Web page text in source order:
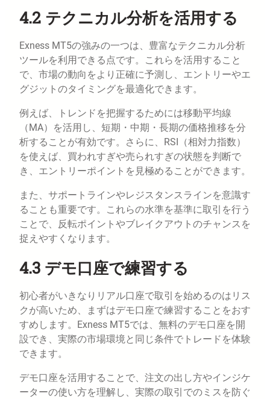
4.2 テクニカル分析を活用する
Exness MT5の強みの一つは、豊富なテクニカル分析
ツールを利用できる点です。これらを活用すること
で、市場の動向をより正確に予測し、エントリーやエ
グジットのタイミングを最適化できます。
例えば、トレンドを把握するためには移動平均線
（MA）を活用し、短期・中期・長期の価格推移を分
析することが有効です。さらに、RSI（相対力指数）
を使えば、買われすぎや売られすぎの状態を判断で
き、エントリーポイントを見極めることができます。
また、サポートラインやレジスタンスラインを意識す
ることも重要です。これらの水準を基準に取引を行う
ことで、反転ポイントやブレイクアウトのチャンスを
捉えやすくなります。
4.3 デモ口座で練習する
初心者がいきなりリアル口座で取引を始めるのはリス
クが高いため、まずはデモ口座で練習することをおす
すめします。Exness MT5では、無料のデモ口座を開
設でき、実際の市場環境と同じ条件でトレードを体験
できます。
デモ口座を活用することで、注文の出し方やインジケ
ーターの使い方を理解し、実際の取引でのミスを防ぐ